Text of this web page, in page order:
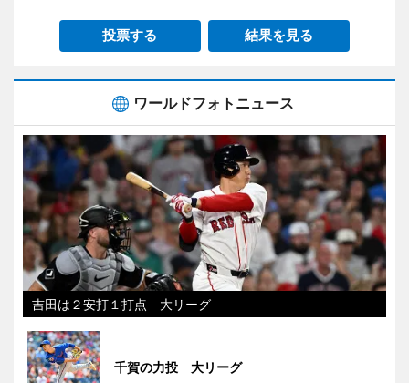
投票する 結果を見る
ワールドフォトニュース
吉田は２安打１打点 大リーグ
千賀の力投 大リーグ